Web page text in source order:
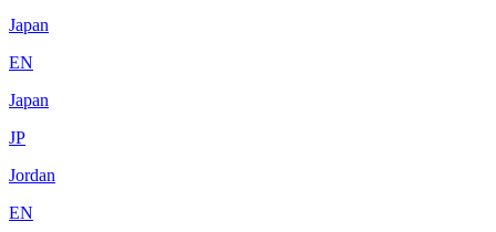
Japan
EN
Japan
JP
Jordan
EN